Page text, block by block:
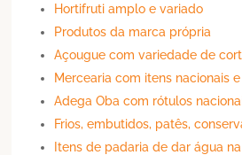
Hortifruti amplo e variado
Produtos da marca própria
Açougue com variedade de
Mercearia com itens nacionais
Adega Oba com rótulos
Frios, embutidos, patês,
Itens de padaria de dar água